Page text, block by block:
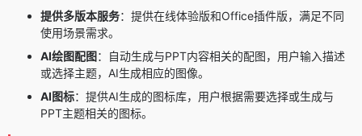
提供多版本服务：提供在线体验版和Office插件版，满足不同
使用场景需求。
AI绘图配图：自动生成与PPT内容相关的配图，用户输入描述
或选择主题，AI生成相应的图像。
AI图标：提供AI生成的图标库，用户根据需要选择或生成与
PPT主题相关的图标。